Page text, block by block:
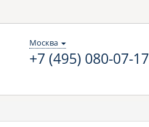
Москва
+7 (495) 080-07-17